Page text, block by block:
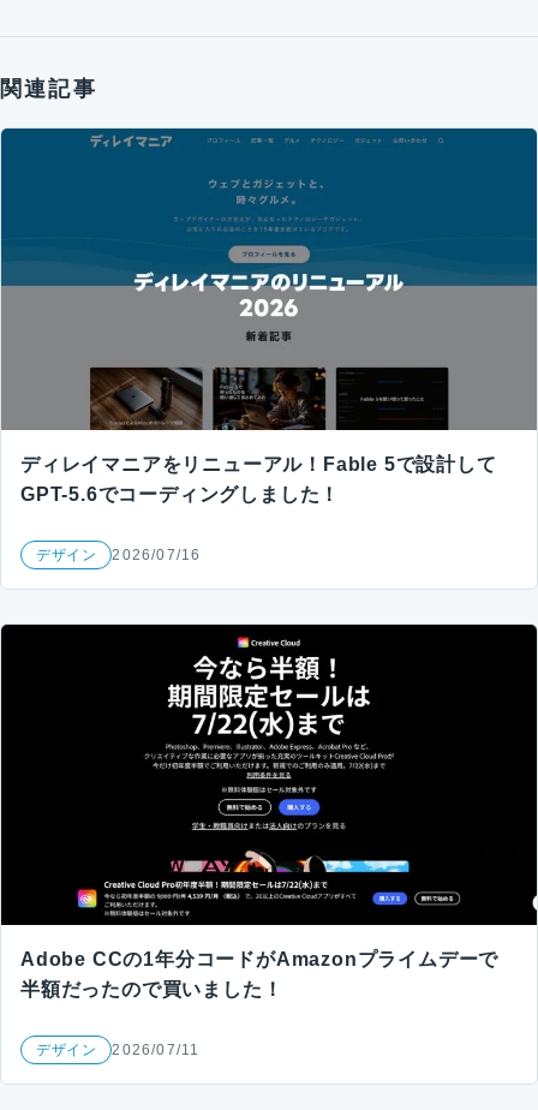
関連記事
ディレイマニアをリニューアル！Fable 5で設計して
GPT-5.6でコーディングしました！
デザイン 2026/07/16
Adobe CCの1年分コードがAmazonプライムデーで
半額だったので買いました！
デザイン 2026/07/11